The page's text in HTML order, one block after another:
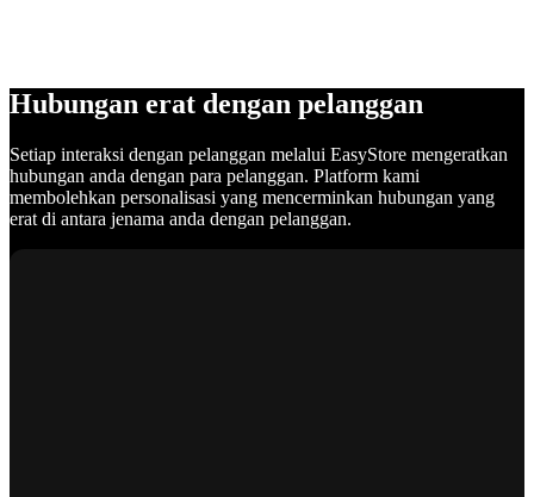
Hubungan erat dengan pelanggan
Setiap interaksi dengan pelanggan melalui EasyStore mengeratkan
hubungan anda dengan para pelanggan. Platform kami
membolehkan personalisasi yang mencerminkan hubungan yang
erat di antara jenama anda dengan pelanggan.